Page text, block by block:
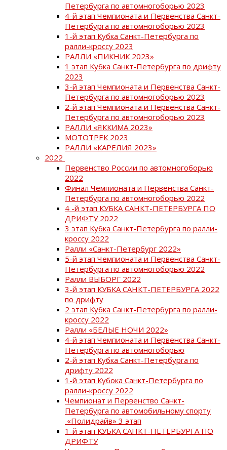
Петербурга по автомногоборью 2023
4-й этап Чемпионата и Первенства Санкт-
Петербурга по автомногоборью 2023
1-й этап Кубка Санкт-Петербурга по
ралли-кроссу 2023
РАЛЛИ «ПИКНИК 2023»
1 этап Кубка Санкт-Петербурга по дрифту
2023
3-й этап Чемпионата и Первенства Санкт-
Петербурга по автомногоборью 2023
2-й этап Чемпионата и Первенства Санкт-
Петербурга по автомногоборью 2023
РАЛЛИ «ЯККИМА 2023»
МОТОТРЕК 2023
РАЛЛИ «КАРЕЛИЯ 2023»
2022
Первенство России по автомногоборью
2022
Финал Чемпионата и Первенства Санкт-
Петербурга по автомногоборью 2022
4 -й этап КУБКА САНКТ-ПЕТЕРБУРГА ПО
ДРИФТУ 2022
3 этап Кубка Санкт-Петербурга по ралли-
кроссу 2022
Ралли «Санкт-Петербург 2022»
5-й этап Чемпионата и Первенства Санкт-
Петербурга по автомногоборью 2022
Ралли ВЫБОРГ 2022
3-й этап КУБКА САНКТ-ПЕТЕРБУРГА 2022
по дрифту
2 этап Кубка Санкт-Петербурга по ралли-
кроссу 2022
Ралли «БЕЛЫЕ НОЧИ 2022»
4-й этап Чемпионата и Первенства Санкт-
Петербурга по автомногоборью
2-й этап Кубка Санкт-Петербурга по
дрифту 2022
1-й этап Кубока Санкт-Петербурга по
ралли-кроссу 2022
Чемпионат и Первенство Санкт-
Петербурга по автомобильному спорту
«Полидрайв» 3 этап
1-й этап КУБКА САНКТ-ПЕТЕРБУРГА ПО
ДРИФТУ